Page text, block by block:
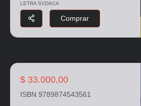
LETRA SVDACA
Comprar
$ 33.000,00
ISBN 9789874543561